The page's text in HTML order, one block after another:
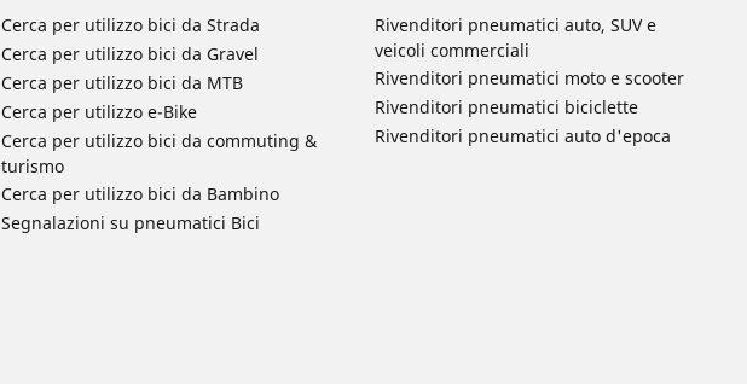
Cerca per utilizzo bici da Strada
Cerca per utilizzo bici da Gravel
Cerca per utilizzo bici da MTB
Cerca per utilizzo e-Bike
Cerca per utilizzo bici da commuting &
turismo
Cerca per utilizzo bici da Bambino
Segnalazioni su pneumatici Bici
Rivenditori pneumatici auto, SUV e
veicoli commerciali
Rivenditori pneumatici moto e scooter
Rivenditori pneumatici biciclette
Rivenditori pneumatici auto d'epoca